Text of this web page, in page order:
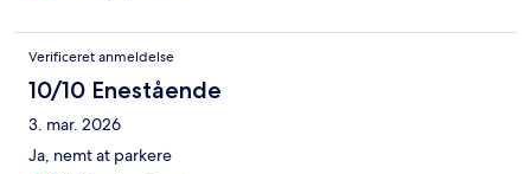
Verificeret anmeldelse
10/10 Enestående
3. mar. 2026
Ja, nemt at parkere